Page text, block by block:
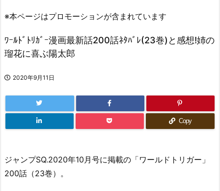
※本ページはプロモーションが含まれています
ﾜｰﾙﾄﾞﾄﾘｶﾞｰ漫画最新話200話ﾈﾀﾊﾞﾚ(23巻)と感想!姉の
瑠花に喜ぶ陽太郎
2020年9月11日
Copy
ジャンプSQ.2020年10月号に掲載の「ワールドトリガー」
200話（23巻）。